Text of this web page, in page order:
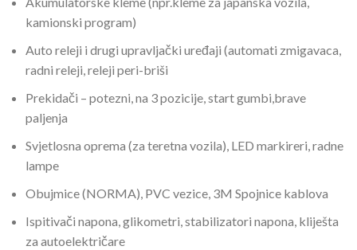
kamionski program)
Auto releji i drugi upravljački uređaji (automati zmigavaca,
radni releji, releji peri-briši
Prekidači – potezni, na 3 pozicije, start gumbi,brave
paljenja
Svjetlosna oprema (za teretna vozila), LED markireri, radne
lampe
Obujmice (NORMA), PVC vezice, 3M Spojnice kablova
Ispitivači napona, glikometri, stabilizatori napona, kliješta
za autoelektričare